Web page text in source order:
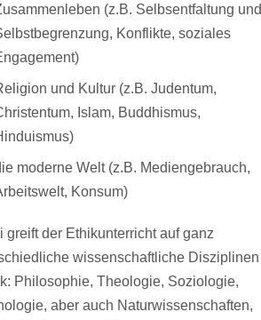
(z.B. Selbsentfaltung und
Konflikte, soziales
und Kultur (z.B. Judentum,
Islam, Buddhismus,
moderne Welt (z.B. Mediengebrauch,
Konsum)
greift der Ethikunterricht auf ganz
wissenschaftliche Disziplinen
Philosophie, Theologie, Soziologie,
aber auch Naturwissenschaften,